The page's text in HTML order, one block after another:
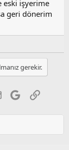
eski işyerime
geri dönerim
gerekir.
E-postaGoogleLink